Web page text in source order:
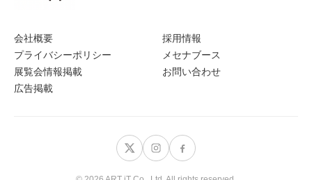
会社概要
プライバシーポリシー
展覧会情報掲載
広告掲載
採用情報
メセナブース
お問い合わせ